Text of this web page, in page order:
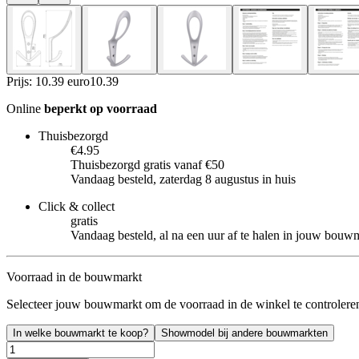
Prijs: 10.39 euro10.39
Online beperkt op voorraad
Thuisbezorgd
€4.95
Thuisbezorgd gratis vanaf €50
Vandaag besteld, zaterdag 8 augustus in huis
Click & collect
gratis
Vandaag besteld, al na een uur af te halen in jouw
Voorraad in de bouwmarkt
Selecteer jouw bouwmarkt om de voorraad in de winkel te
In welke bouwmarkt te koop? Showmodel bij andere bouwmarkten